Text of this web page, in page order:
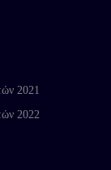
2021
2022